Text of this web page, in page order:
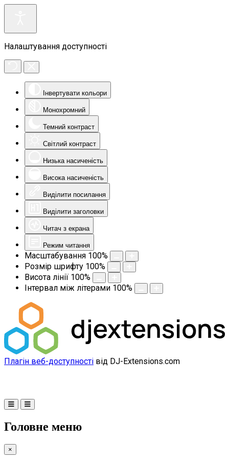
Налаштування доступності
Інвертувати кольори
Монохромний
Темний контраст
Світлий контраст
Низька насиченість
Висока насиченість
Виділити посилання
Виділити заголовки
Читач з екрана
Режим читання
Масштабування 100%
Розмір шрифту 100%
Висота лінії 100%
Інтервал між літерами 100%
Плагін веб-доступності від DJ-Extensions.com
Головне меню
×